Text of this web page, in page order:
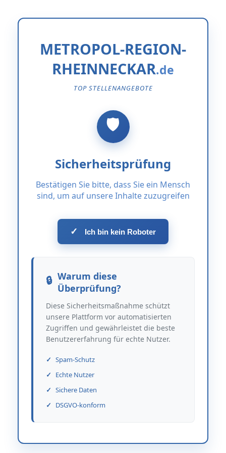
METROPOL-REGION-
RHEINNECKAR
TOP STELLENANGEBOTE
Sicherheitsprüfung
Bestätigen Sie bitte, dass Sie ein Mensch
sind, um auf unsere Inhalte zuzugreifen
✓ Ich bin kein Roboter
Warum diese
Überprüfung?
Diese Sicherheitsmaßnahme schützt
unsere Plattform vor automatisierten
Zugriffen und gewährleistet die beste
Benutzererfahrung für echte Nutzer.
Spam-Schutz
Echte Nutzer
Sichere Daten
DSGVO-konform